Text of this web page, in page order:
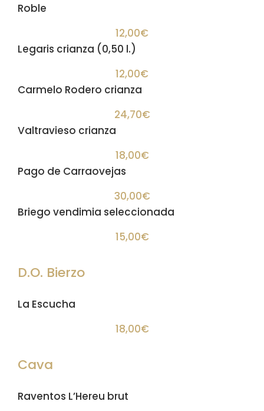
Roble
12,00€
Legaris crianza (0,50 l.)
12,00€
Carmelo Rodero crianza
24,70€
Valtravieso crianza
18,00€
Pago de Carraovejas
30,00€
Briego vendimia seleccionada
15,00€
D.O. Bierzo
La Escucha
18,00€
Cava
Raventos L’Hereu brut